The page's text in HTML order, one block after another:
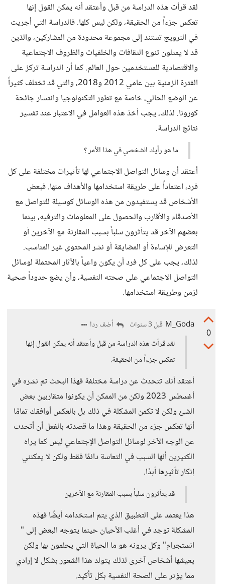
لقد قرأت هذه الدراسة من قبل وأعتقد أنه يمكن القول إنها
تعكس جزءاً من الحقيقة، ولكن ليس كلها. فالدراسة التي أجريت
في النرويج تستند إلى مجموعة محدودة من المشاركين، والذين
قد لا يمثلون تنوع الثقافات والخلفيات والظروف الاجتماعية
والاقتصادية للمستخدمين حول العالم. كما أن الدراسة تركز على
الفترة الزمنية بين عامي 2012 و2018، والتي قد تختلف كثيراً
عن الوضع الحالي، خاصة مع تطور التكنولوجيا وانتشار جائحة
كورونا. لذلك، يجب أخذ هذه العوامل في الاعتبار عند تفسير
نتائج الدراسة.
ما هو رأيك الشخصي في هذا الأمر ؟
أعتقد أن وسائل التواصل الاجتماعي لها تأثيرات مختلفة على كل
فرد، اعتماداً على طريقة استخدامها والأهداف منها. فبعض
الأشخاص قد يستفيدون من هذه الوسائل كوسيلة للتواصل مع
الأصدقاء والأقارب والحصول على المعلومات والترفيه، بينما
بعضهم الآخر قد يتأثرون سلباً بسبب المقارنة مع الآخرين أو
التعرض للإساءة أو المضايقة أو نشر المحتوى غير المناسب.
لذلك، يجب على كل فرد أن يكون واعياً بالآثار المحتملة لوسائل
التواصل الاجتماعي على صحته النفسية، وأن يضع حدوداً صحية
لزمن وطريقة استخدامها.
0
M_Goda قبل 3 سنوات
أضف ردا
لقد قرأت هذه الدراسة من قبل وأعتقد أنه يمكن القول إنها
تعكس جزءاً من الحقيقة.
أعتقد أنك تتحدث عن دراسة مختلفة فهذا البحث تم نشره في
أغسطس 2023 ولكن من الممكن أن يكونوا متقاربين بعض
الشئ ولكن لا تكمن المشكلة في ذلك بل بالعكس أوافقك تمامًا
أنها تعكس جزء من الحقيقة وهذا ما قصدته بالفعل أن أتحدث
عن الوجه الآخر لوسائل التواصل الإجتماعي ليس كما يراه
الكثيرين أنها السبب في التعاسة دائمًا فقط ولكن لا يمكنني
إنكار تأثيرها أبدًا.
قد يتأثرون سلباً بسبب المقارنة مع الآخرين
هذا يعتمد على التطبيق الذي يتم استخدامه أيضًا فهذه
المشكلة توجد في أغلب الأحيان حينما يتوجه البعض إلى "
انستجرام" وكل يرونه هو ما الحياة التي يحلمون بها ولكن
يعيشها أشخاص آخرى لذلك يتولد هذا الشعور بشكل لا إرادي
مما يؤثر على الصحة النفسية بكل تأكيد.